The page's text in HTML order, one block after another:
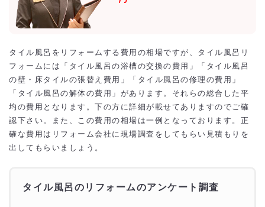
タイル風呂をリフォームする費用の相場ですが、タイル風呂リ
フォームには「タイル風呂の浴槽の交換の費用」「タイル風呂
の壁・床タイルの張替え費用」「タイル風呂の修理の費用」
「タイル風呂の解体の費用」があります。それらの総合した平
均の費用となります。下の方に詳細が載せてありますのでご確
認下さい。また、この費用の相場は一例となっております。正
確な費用はリフォーム会社に現場調査をしてもらい見積もりを
出してもらいましょう。
タイル風呂のリフォームのアンケート調査